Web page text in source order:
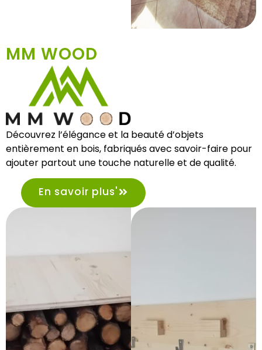
MM WOOD
Découvrez l’élégance et la beauté d’objets
entièrement en bois, fabriqués avec savoir-faire pour
ajouter partout une touche naturelle et de qualité.
En savoir plus'